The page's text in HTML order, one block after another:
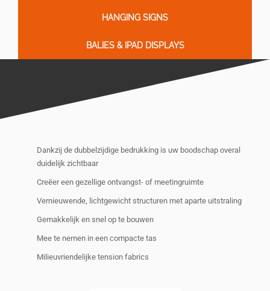
HANGING SIGNS
BALIES & IPAD DISPLAYS
Dankzij de dubbelzijdige bedrukking is uw boodschap overal
duidelijk zichtbaar
Creëer een gezellige ontvangst- of meetingruimte
Vernieuwende, lichtgewicht structuren met aparte uitstraling
Gemakkelijk en snel op te bouwen
Mee te nemen in een compacte tas
Milieuvriendelijke tension fabrics